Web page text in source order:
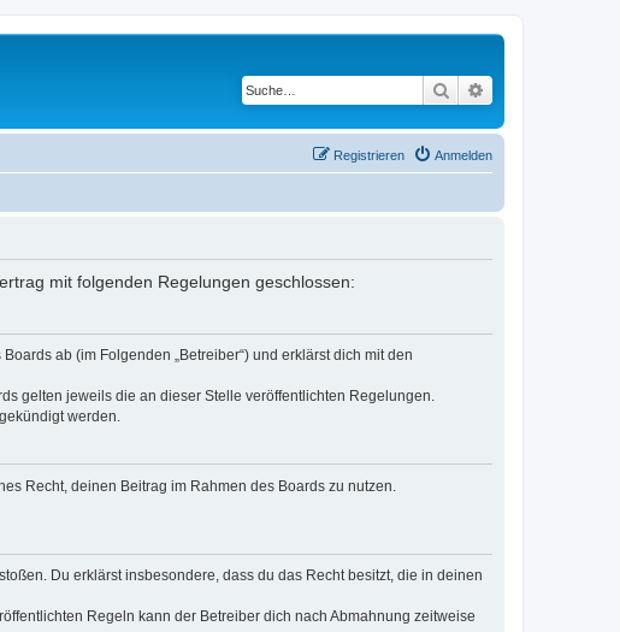
Suche
Anmelden
Registrieren
mit folgenden Regelungen geschlossen:
ab (im Folgenden „Betreiber“) und erklärst dich mit den
gelten jeweils die an dieser Stelle veröffentlichten Regelungen.
werden.
Recht, deinen Beitrag im Rahmen des Boards zu nutzen.
Du erklärst insbesondere, dass du das Recht besitzt, die in deinen
Regeln kann der Betreiber dich nach Abmahnung zeitweise